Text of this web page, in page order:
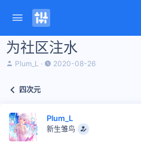
为社区注水
主
起
Plum_L
开
2020-08-26
四次元
Plum_L
新生雏鸟